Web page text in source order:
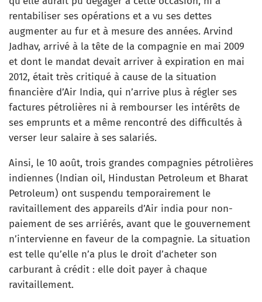
rentabiliser ses opérations et a vu ses dettes
augmenter au fur et à mesure des années. Arvind
Jadhav, arrivé à la tête de la compagnie en mai 2009
et dont le mandat devait arriver à expiration en mai
2012, était très critiqué à cause de la situation
financière d’Air India, qui n’arrive plus à régler ses
factures pétrolières ni à rembourser les intérêts de
ses emprunts et a même rencontré des difficultés à
verser leur salaire à ses salariés.
Ainsi, le 10 août, trois grandes compagnies pétrolières
indiennes (Indian oil, Hindustan Petroleum et Bharat
Petroleum) ont suspendu temporairement le
ravitaillement des appareils d’Air india pour non-
paiement de ses arriérés, avant que le gouvernement
n’intervienne en faveur de la compagnie. La situation
est telle qu’elle n’a plus le droit d’acheter son
carburant à crédit : elle doit payer à chaque
ravitaillement.